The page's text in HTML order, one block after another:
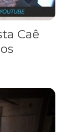
Caê
da Paz